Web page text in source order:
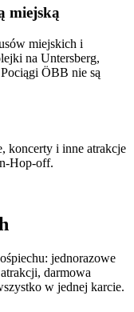
miejską
miejskich i
na Untersberg,
ÖBB nie są
koncerty i inne atrakcje
Hop-off.
jednorazowe
darmowa
w jednej karcie.